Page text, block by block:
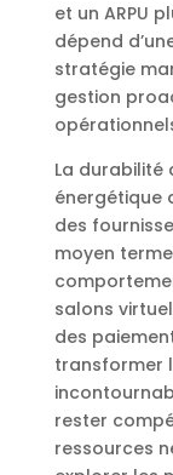
et un ARPU
dépend
stratégie
gestion
La durabilité
énergétique
des
moyen
salons
des
transformer
rester
ressources